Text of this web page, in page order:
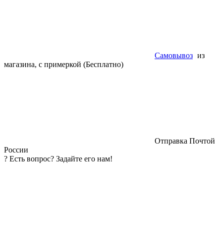
Самовывоз из
магазина, с примеркой (Бесплатно)
Отправка Почтой
России
? Есть вопрос? Задайте его нам!